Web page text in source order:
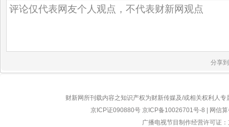
分享
财新网所刊载内容之知识产权为财新传媒及/或相关权利人
京ICP证090880号 京ICP备10026701号-8
网信
广播电视节目制作经营许可证